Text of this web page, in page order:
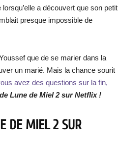
a découvert que son petit
presque impossible de
que de se marier dans la
un marié. Mais la chance sourit
avez des questions sur la fin,
Lune de Miel 2 sur Netflix !
DE MIEL 2 SUR